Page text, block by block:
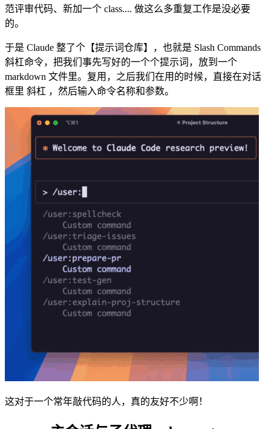
范评审代码、新加一个 class.... 做这么多重复工作是没必要
的。
于是 Claude 整了个【提示词仓库】，也就是 Slash Commands
斜杠命令，把我们事先写好的一个个提示词，放到一个
markdown 文件里。复用，之后我们在用的时候，直接在对话
框里 斜杠 ，然后输入命令名称和参数。
这对于一个常年敲代码的人，真的友好不少啊！